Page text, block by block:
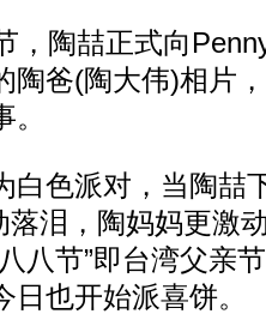
陶喆正式向
陶爸(陶大伟)相片
色派对，当陶喆
落泪，陶妈妈更激
八节”即台湾父亲
也开始派喜饼。